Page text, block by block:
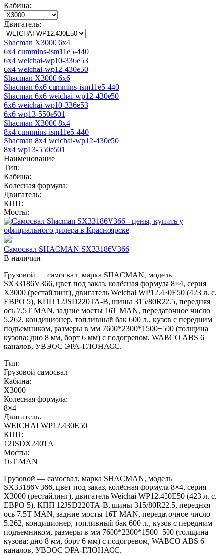
Кабина:
Двигатель:
Shacman X3000 6x4
6x4 cummins-ism11e5-440
6x4 weichai-wp10-336e53
6x4 weichai-wp12-430e50
Shacman X3000 6x6
Shacman 6x6 cummins-ism11e5-440
Shacman 6x6 weichai-wp12-430e50
6x6 weichai-wp10-336e53
6x6 wp13-550e501
Shacman X3000 8x4
8x4 cummins-ism11e5-440
Shacman 8x4 weichai-wp12-430e50
8x4 wp13-550e501
Наименование
Тип:
Кабина:
Колесная формула:
Двигатель:
КПП:
Мосты:
Самосвал SHACMAN SX33186V366
В наличии
Грузовой — самосвал, марка SHACMAN, модель
SX33186V366, цвет под заказ, колёсная формула 8×4, серия
X3000 (рестайлинг), двигатель Weichai WP12.430E50 (423 л. с.
ЕВРО 5), КПП 12JSD220TA-В, шины 315/80R22.5, передняя
ось 7.5T MAN, задние мосты 16T MAN, передаточное число
5.262, кондиционер, топливный бак 600 л., кузов с передним
подъемником, размеры в мм 7600*2300*1500+500 (толщина
кузова: дно 8 мм, борт 6 мм) с подогревом, WABCO ABS 6
каналов, УВЭОС ЭРА-ГЛОНАСС.
Тип:
Грузовой самосвал
Кабина:
X3000
Колесная формула:
8×4
Двигатель:
WEICHAI WP12.430E50
КПП:
12JSDX240TA
Мосты:
16T MAN
Грузовой — самосвал, марка SHACMAN, модель
SX33186V366, цвет под заказ, колёсная формула 8×4, серия
X3000 (рестайлинг), двигатель Weichai WP12.430E50 (423 л. с.
ЕВРО 5), КПП 12JSD220TA-В, шины 315/80R22.5, передняя
ось 7.5T MAN, задние мосты 16T MAN, передаточное число
5.262, кондиционер, топливный бак 600 л., кузов с передним
подъемником, размеры в мм 7600*2300*1500+500 (толщина
кузова: дно 8 мм, борт 6 мм) с подогревом, WABCO ABS 6
каналов, УВЭОС ЭРА-ГЛОНАСС.